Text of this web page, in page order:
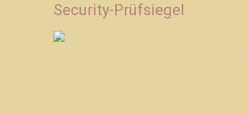
Security-Prüfsiegel